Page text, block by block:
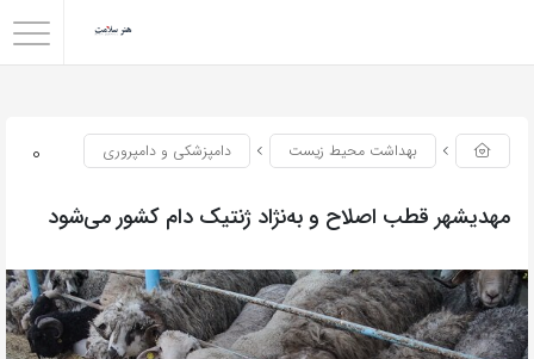
0 بهداشت محیط زیست دامپزشکی و دامپروری
مهدیشهر قطب اصلاح و به‌نژاد ژنتیک دام کشور می‌شود